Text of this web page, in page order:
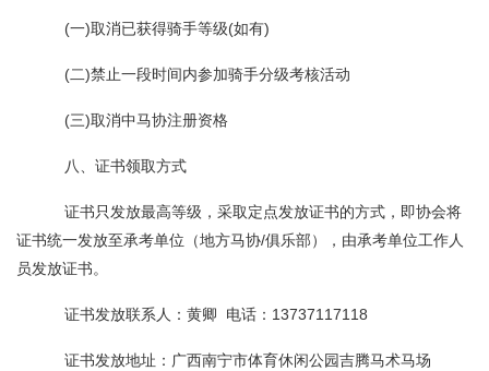
(一)取消已获得骑手等级(如有)
(二)禁止一段时间内参加骑手分级考核活动
(三)取消中马协注册资格
八、证书领取方式
证书只发放最高等级，采取定点发放证书的方式，即协会将
证书统一发放至承考单位（地方马协/俱乐部），由承考单位工作人
员发放证书。
证书发放联系人：黄卿 电话：13737117118
证书发放地址：广西南宁市体育休闲公园吉腾马术马场